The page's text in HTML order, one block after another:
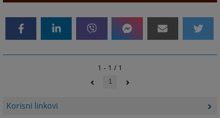
Korisni linkovi
1 - 1 / 1
1